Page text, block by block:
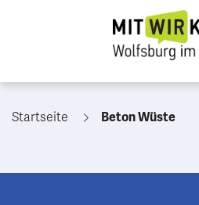
Startseite Beton Wüste